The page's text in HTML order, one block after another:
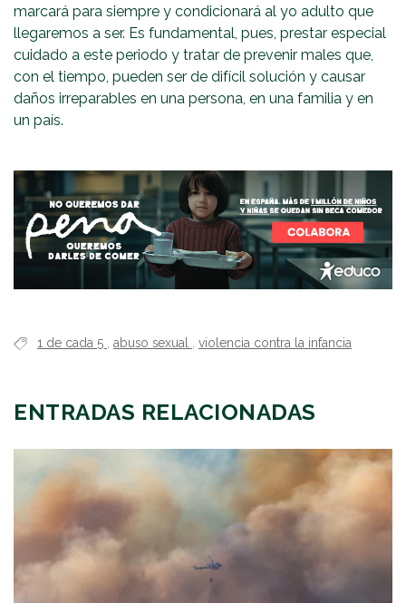
marcará para siempre y condicionará al yo adulto que
llegaremos a ser. Es fundamental, pues, prestar especial
cuidado a este periodo y tratar de prevenir males que,
con el tiempo, pueden ser de difícil solución y causar
daños irreparables en una persona, en una familia y en
un país.
1 de cada 5 abuso sexual violencia contra la infancia
ENTRADAS RELACIONADAS